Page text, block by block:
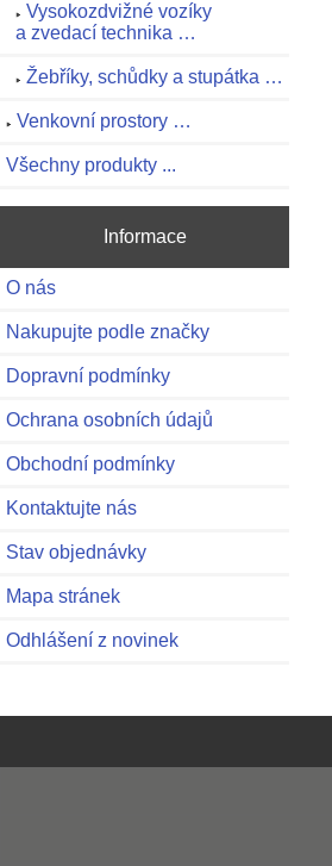
Vysokozdvižné vozíky
a zvedací technika …
Žebříky, schůdky a stupátka …
Venkovní prostory …
Všechny produkty ...
Informace
O nás
Nakupujte podle značky
Dopravní podmínky
Ochrana osobních údajů
Obchodní podmínky
Kontaktujte nás
Stav objednávky
Mapa stránek
Odhlášení z novinek